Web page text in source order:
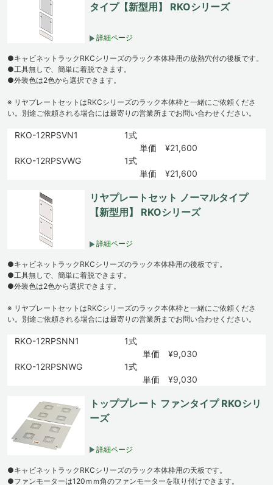
タイプ【新型用】 RKOシリーズ
詳細ページ
●キャビネットラックRKCシリーズのラック本体枠用の放熱穴付の後板です。
●工具無しで、簡単に着脱できます。
●外装色は2色から選択できます。
※ リヤプレートセットはRKCシリーズのラック本体枠と一緒にご依頼くださ
い。別途ご依頼される場合には最寄りの営業所までお問い合わせください。
RKO-12RPSVN1
1式
単価 ¥21,600
RKO-12RPSVWG
1式
単価 ¥21,600
リヤプレートセット ノーマルタイプ
【新型用】 RKOシリーズ
詳細ページ
●キャビネットラックRKCシリーズのラック本体枠用の後板です。
●工具無しで、簡単に着脱できます。
●外装色は2色から選択できます。
※ リヤプレートセットはRKCシリーズのラック本体枠と一緒にご依頼くださ
い。別途ご依頼される場合には最寄りの営業所までお問い合わせください。
RKO-12RPSNN1
1式
単価 ¥9,030
RKO-12RPSNWG
1式
単価 ¥9,030
トッププレート ファンタイプ RKOシリ
ーズ
詳細ページ
●キャビネットラックRKCシリーズのラック本体枠用の天板です。
●ファンモーターは120ｍｍ角のファンモーターを取り付けできます。